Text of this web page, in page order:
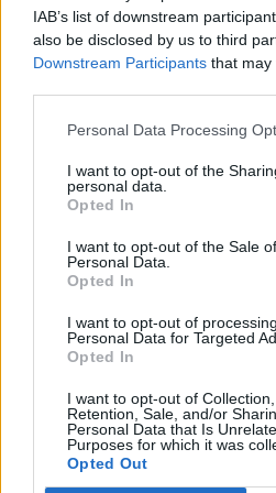
IAB’s list of downstream
also be disclosed by us to third
Downstream Participants that may
Personal Data Processing
I want to opt-out of the
personal data.
Opted In
I want to opt-out of the Sale
Personal Data.
Opted In
I want to opt-out of
Personal Data for Targeted
Opted In
I want to opt-out of Collection,
Retention, Sale, and/or
Personal Data that Is
Purposes for which it was
Opted Out
γυναίκα
έχασα
πατέρα
– Δράμας,
τζάμι
Εξαιτίας
λευκό